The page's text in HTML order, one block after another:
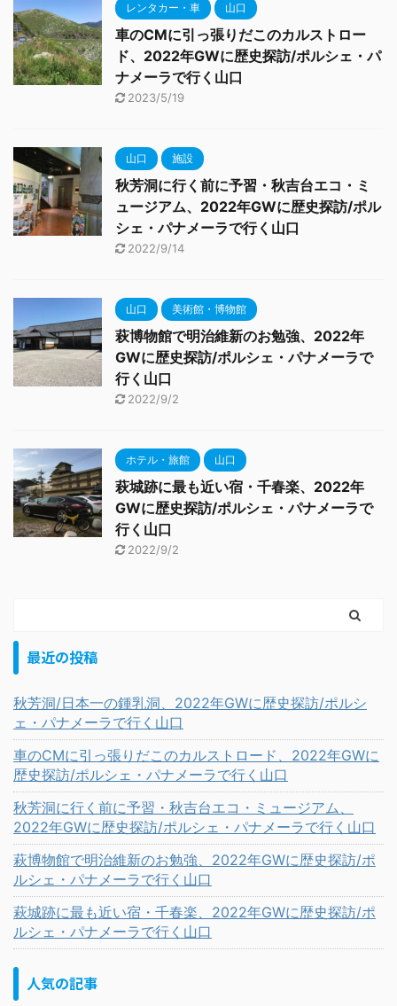
レンタカー・車 山口
車のCMに引っ張りだこのカルストロー
ド、2022年GWに歴史探訪/ポルシェ・パ
ナメーラで行く山口
2023/5/19
山口 施設
秋芳洞に行く前に予習・秋吉台エコ・ミ
ュージアム、2022年GWに歴史探訪/ポル
シェ・パナメーラで行く山口
2022/9/14
山口 美術館・博物館
萩博物館で明治維新のお勉強、2022年
GWに歴史探訪/ポルシェ・パナメーラで
行く山口
2022/9/2
ホテル・旅館 山口
萩城跡に最も近い宿・千春楽、2022年
GWに歴史探訪/ポルシェ・パナメーラで
行く山口
2022/9/2
最近の投稿
秋芳洞/日本一の鍾乳洞、2022年GWに歴史探訪/ポルシ
ェ・パナメーラで行く山口
車のCMに引っ張りだこのカルストロード、2022年GWに
歴史探訪/ポルシェ・パナメーラで行く山口
秋芳洞に行く前に予習・秋吉台エコ・ミュージアム、
2022年GWに歴史探訪/ポルシェ・パナメーラで行く山口
萩博物館で明治維新のお勉強、2022年GWに歴史探訪/ポ
ルシェ・パナメーラで行く山口
萩城跡に最も近い宿・千春楽、2022年GWに歴史探訪/ポ
ルシェ・パナメーラで行く山口
人気の記事